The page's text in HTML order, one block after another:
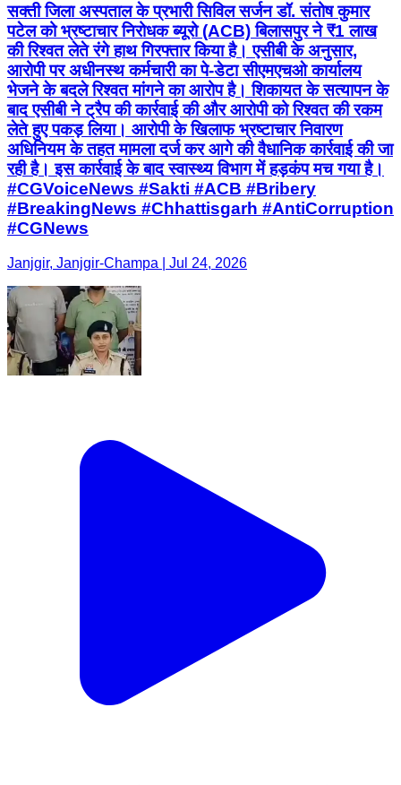
सक्ती जिला अस्पताल के प्रभारी सिविल सर्जन डॉ. संतोष कुमार
पटेल को भ्रष्टाचार निरोधक ब्यूरो (ACB) बिलासपुर ने ₹1 लाख
की रिश्वत लेते रंगे हाथ गिरफ्तार किया है। एसीबी के अनुसार,
आरोपी पर अधीनस्थ कर्मचारी का पे-डेटा सीएमएचओ कार्यालय
भेजने के बदले रिश्वत मांगने का आरोप है। शिकायत के सत्यापन के
बाद एसीबी ने ट्रैप की कार्रवाई की और आरोपी को रिश्वत की रकम
लेते हुए पकड़ लिया। आरोपी के खिलाफ भ्रष्टाचार निवारण
अधिनियम के तहत मामला दर्ज कर आगे की वैधानिक कार्रवाई की जा
रही है। इस कार्रवाई के बाद स्वास्थ्य विभाग में हड़कंप मच गया है।
#CGVoiceNews #Sakti #ACB #Bribery
#BreakingNews #Chhattisgarh #AntiCorruption
#CGNews
Janjgir, Janjgir-Champa | Jul 24, 2026